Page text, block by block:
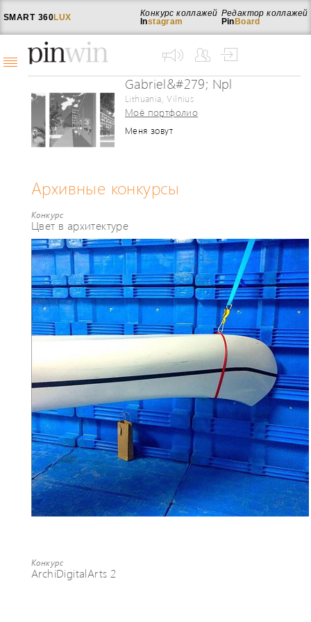
SMART 360LUX
Редактор коллажей
Pin Board
Конкурс коллажей
Instagram
Gabriel&#279; Npl
Lithuania, Vilnius
Моё портфолио
Меня зовут
Архивные конкурсы
Конкурс
Цвет в архитектуре
Конкурс
ArchiDigitalArts 2